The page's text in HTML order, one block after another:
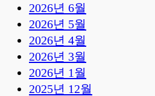
2026년 6월
2026년 5월
2026년 4월
2026년 3월
2026년 1월
2025년 12월